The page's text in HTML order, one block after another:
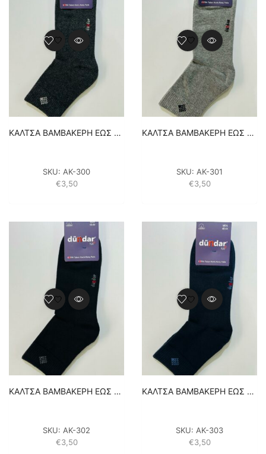
ΚΑΛΤΣA BAMBAKEΡH ΕΩΣ ΤΟΝ ΑΣΤΡΑΓΑΛΟ – 1 ΖΕΥΓΑΡΙ – ΑΝΘΡΑΚΙ
SKU: ΑΚ-300
€3,50
ΚΑΛΤΣA BAMBAKEΡH ΕΩΣ ΤΟΝ ΑΣΤΡΑΓΑΛΟ – 1 ΖΕΥΓΑΡΙ – ΓΚΡΙ
SKU: ΑΚ-301
€3,50
ΚΑΛΤΣA BAMBAKEΡH ΕΩΣ ΤΟΝ ΑΣΤΡΑΓΑΛΟ – 1 ΖΕΥΓΑΡΙ – ΜΑΥΡΟ
SKU: ΑΚ-302
€3,50
ΚΑΛΤΣA BAMBAKEΡH ΕΩΣ ΤΟΝ ΑΣΤΡΑΓΑΛΟ – 1 ΖΕΥΓΑΡΙ – ΜΠΛΕ
SKU: ΑΚ-303
€3,50